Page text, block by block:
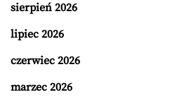
sierpień 2026
lipiec 2026
czerwiec 2026
marzec 2026